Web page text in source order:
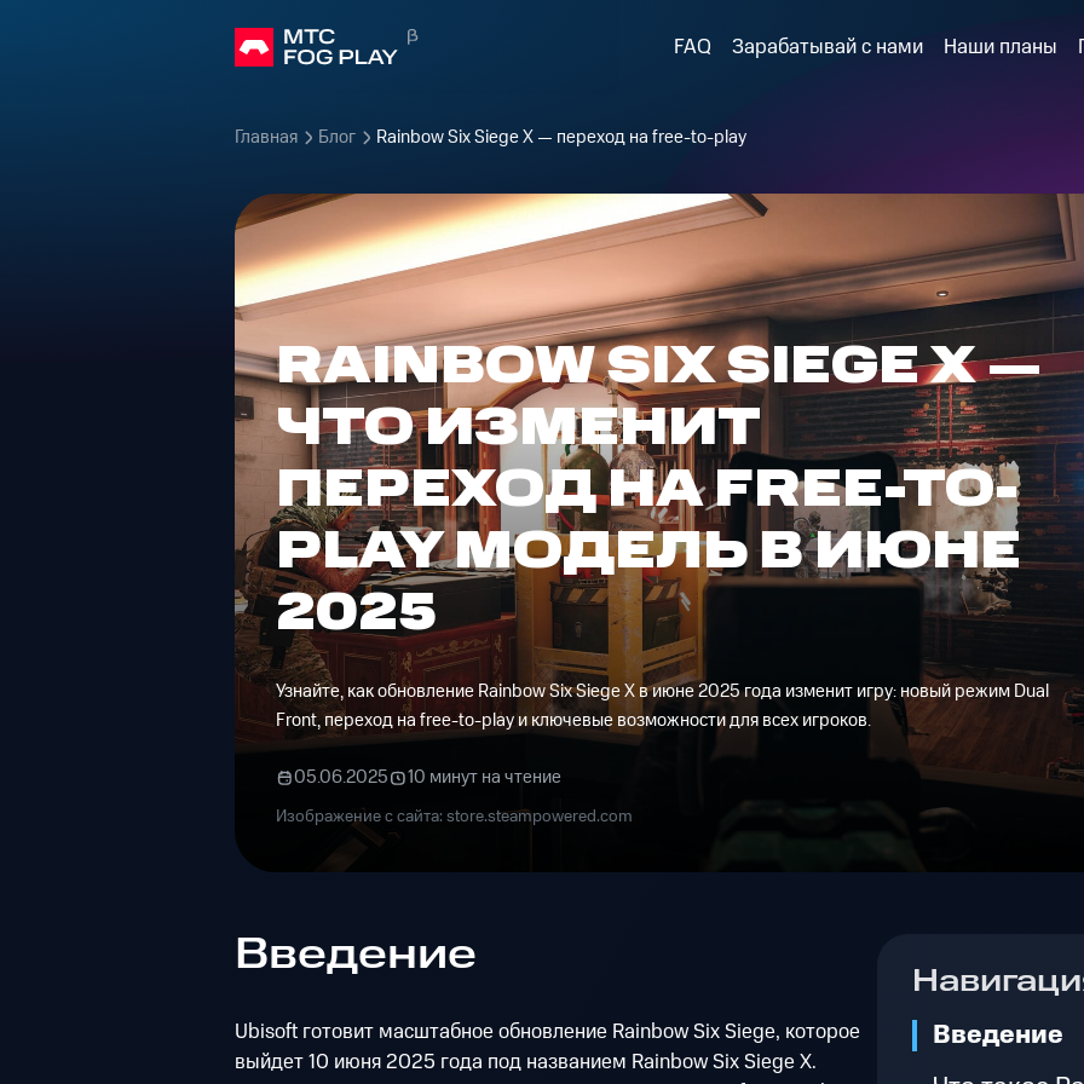
FAQ Зарабатывай с нами Наши планы
Главная Блог Rainbow Six Siege X — переход на free-to-play
RAINBOW SIX SIEGE X —
ЧТО ИЗМЕНИТ
ПЕРЕХОД НА FREE-TO-
PLAY МОДЕЛЬ В ИЮНЕ
2025
Узнайте, как обновление Rainbow Six Siege X в июне 2025 года изменит игру: новый режим Dual
Front, переход на free-to-play и ключевые возможности для всех игроков.
05.06.2025 10 минут на чтение
Изображение с сайта: store.steampowered.com
Введение
Введение
Ubisoft готовит масштабное обновление Rainbow Six Siege, которое
выйдет 10 июня 2025 года под названием Rainbow Six Siege X.